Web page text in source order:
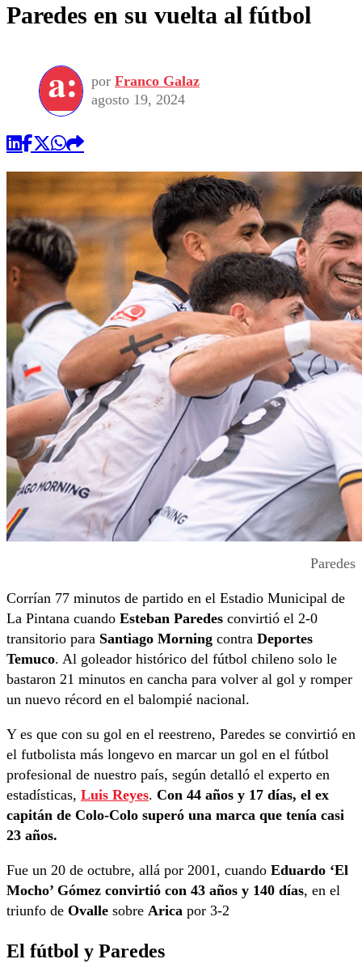
Paredes en su vuelta al fútbol
por Franco Galaz
agosto 19, 2024
Paredes
Corrían 77 minutos de partido en el Estadio Municipal de
La Pintana cuando Esteban Paredes convirtió el 2-0
transitorio para Santiago Morning contra Deportes
Temuco. Al goleador histórico del fútbol chileno solo le
bastaron 21 minutos en cancha para volver al gol y romper
un nuevo récord en el balompié nacional.
Y es que con su gol en el reestreno, Paredes se convirtió en
el futbolista más longevo en marcar un gol en el fútbol
profesional de nuestro país, según detalló el experto en
estadísticas, Luis Reyes. Con 44 años y 17 días, el ex
capitán de Colo-Colo superó una marca que tenía casi
23 años.
Fue un 20 de octubre, allá por 2001, cuando Eduardo ‘El
Mocho’ Gómez convirtió con 43 años y 140 días, en el
triunfo de Ovalle sobre Arica por 3-2
El fútbol y Paredes